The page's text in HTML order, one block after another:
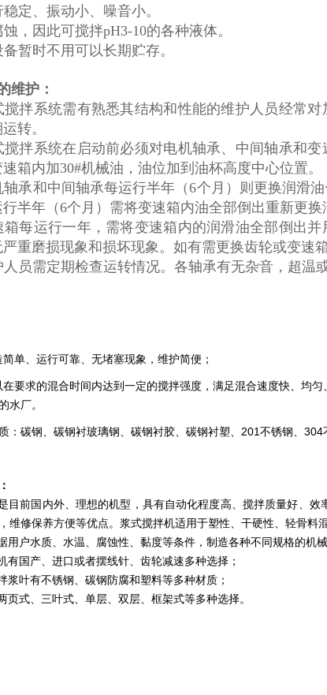
稳定、振动小、噪音小。
，因此可搅拌pH3-10的各种液体。
暂时不用可以长期贮存。
维护：
搅拌系统需有熟悉其结构和性能的维护人员经常
转。
搅拌系统在启动前必须对电机轴承、中间轴承和
箱内加30#机械油，油位加到油杯高度中心位置。
轴承和中间轴承每运行半年（6个月）则更换润滑
半年（6个月）需将变速箱内油全部倒出重新更换
箱每运行一年，需将变速箱内的润滑油全部倒出
重磨损现象和损坏现象。如有需更换齿轮或变速
人员需定期检查运转情况。各轴承有无杂音，超温
单、运行可靠、无堵塞现象，维护简便；
要求的混合时间内达到一定的搅拌强度，满足混合速度快、均
水厂。
：碳钢、碳钢衬玻璃钢、碳钢衬胶、碳钢衬塑、201不锈钢、
前国内外、理想的机型，具有自动化程度高、搅拌质量好、效
维修保养方便等优点。浆式搅拌机适用于塑性、干硬性、轻骨料
户水质、水温、腐蚀性、黏度等条件，制造各种不同规格的机械
国产、进口或者摆线针、齿轮减速多种选择；
叶有不锈钢、碳钢防腐和塑料等多种材质；
式、三叶式、单层、双层、框架式等多种选择。